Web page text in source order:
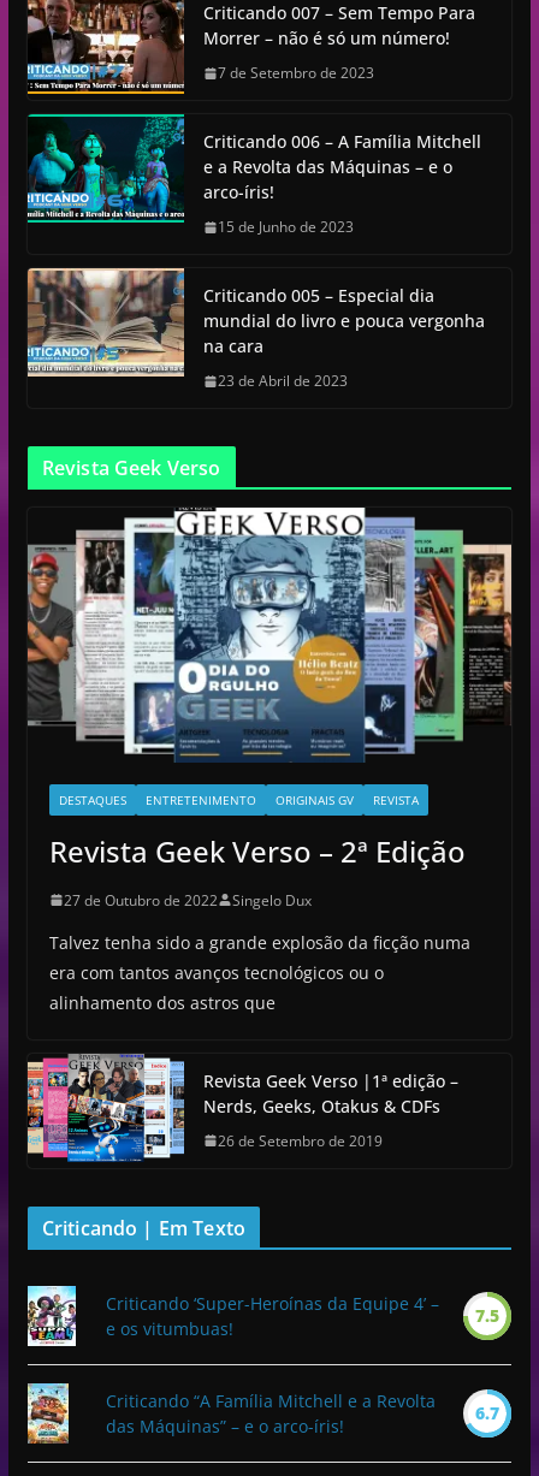
Criticando 007 – Sem Tempo Para
Morrer – não é só um número!
7 de Setembro de 2023
Criticando 006 – A Família Mitchell
e a Revolta das Máquinas – e o
arco-íris!
15 de Junho de 2023
Criticando 005 – Especial dia
mundial do livro e pouca vergonha
na cara
23 de Abril de 2023
Revista Geek Verso
DESTAQUES ENTRETENIMENTO ORIGINAIS GV REVISTA
Revista Geek Verso – 2ª Edição
27 de Outubro de 2022 Singelo Dux
Talvez tenha sido a grande explosão da ficção numa
era com tantos avanços tecnológicos ou o
alinhamento dos astros que
Revista Geek Verso |1ª edição –
Nerds, Geeks, Otakus & CDFs
26 de Setembro de 2019
Criticando | Em Texto
Criticando ‘Super-Heroínas da Equipe 4’ –
e os vitumbuas!
7.5
Criticando “A Família Mitchell e a Revolta
das Máquinas” – e o arco-íris!
6.7